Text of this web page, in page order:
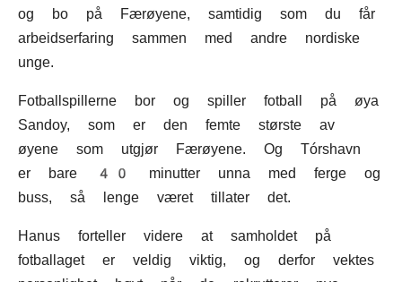
og bo på Færøyene, samtidig som du får
arbeidserfaring sammen med andre nordiske
unge.
Fotballspillerne bor og spiller fotball på øya
Sandoy, som er den femte største av
øyene som utgjør Færøyene. Og Tórshavn
er bare 40 minutter unna med ferge og
buss, så lenge været tillater det.
Hanus forteller videre at samholdet på
fotballaget er veldig viktig, og derfor vektes